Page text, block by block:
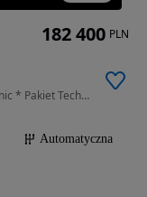
1498 cm3 • 272 KM • S line TFSI e 200 kW S tronic * Pakiet Technology *
Automatyczna
182 400 PLN